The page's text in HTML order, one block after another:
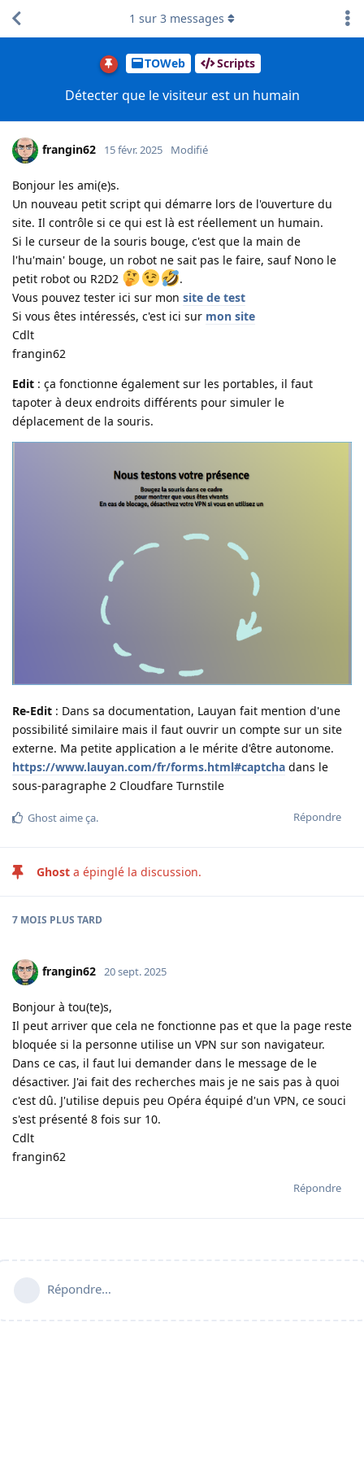
TOWeb Scripts
Détecter que le visiteur est un humain
1 sur 3 messages
frangin62 15 févr. 2025 Modifié
Bonjour les ami(e)s.
Un nouveau petit script qui démarre lors de l'ouverture du
site. Il contrôle si ce qui est là est réellement un humain.
Si le curseur de la souris bouge, c'est que la main de
l'hu'main' bouge, un robot ne sait pas le faire, sauf Nono le
petit robot ou R2D2
.
Vous pouvez tester ici sur mon site de test
Si vous êtes intéressés, c'est ici sur mon site
Cdlt
frangin62
Edit : ça fonctionne également sur les portables, il faut
tapoter à deux endroits différents pour simuler le
déplacement de la souris.
Re-Edit : Dans sa documentation, Lauyan fait mention d'une
possibilité similaire mais il faut ouvrir un compte sur un site
externe. Ma petite application a le mérite d'être autonome.
https://www.lauyan.com/fr/forms.html#captcha dans le
sous-paragraphe 2 Cloudfare Turnstile
Répondre
Ghostaime ça.
Ghost a épinglé la discussion.
7 MOIS PLUS TARD
frangin62 20 sept. 2025
Bonjour à tou(te)s,
Il peut arriver que cela ne fonctionne pas et que la page reste
bloquée si la personne utilise un VPN sur son navigateur.
Dans ce cas, il faut lui demander dans le message de le
désactiver. J'ai fait des recherches mais je ne sais pas à quoi
c'est dû. J'utilise depuis peu Opéra équipé d'un VPN, ce souci
s'est présenté 8 fois sur 10.
Cdlt
frangin62
Répondre
Répondre…